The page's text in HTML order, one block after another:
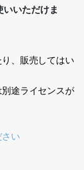
いただけま
、販売してはい
途ライセンスが
い